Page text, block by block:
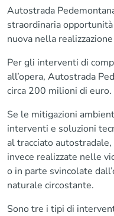
Autostrada
straordinaria
nuova nella
Per gli interventi di
all’opera, Autostrada
circa 200 milioni di euro.
Se le mitigazioni
interventi e soluzioni
al tracciato
invece realizzate nelle
o in parte svincolate
naturale circostante.
Sono tre i tipi di